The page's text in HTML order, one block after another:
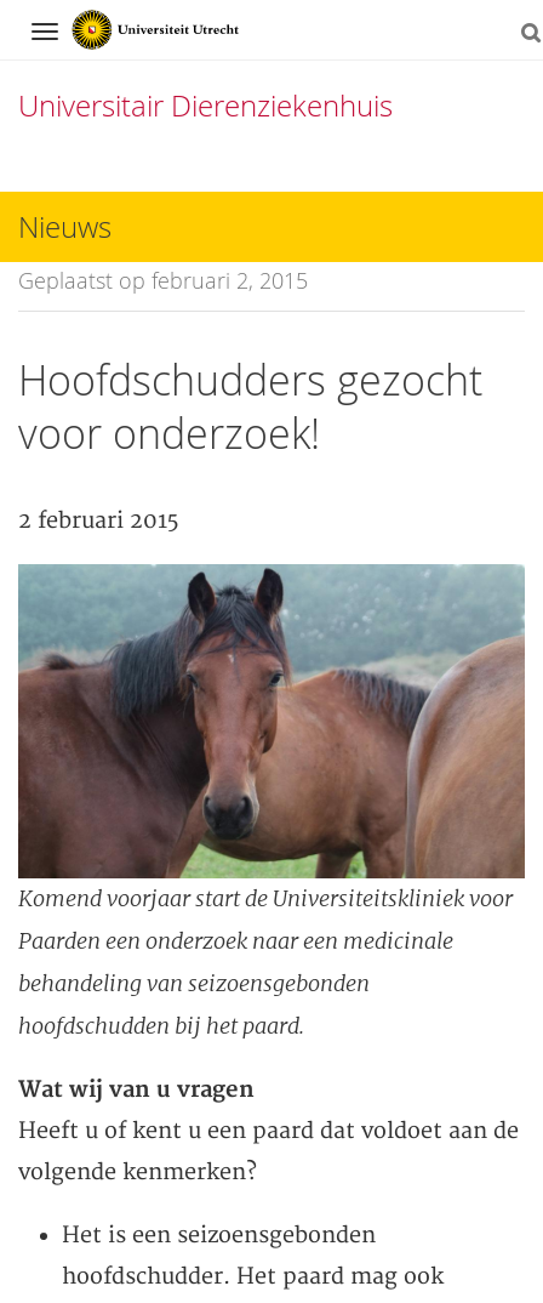
Navigation
Universitair Dierenziekenhuis
naar
inhoud
Nieuws
Geplaatst op februari 2, 2015
Hoofdschudders gezocht
voor onderzoek!
2 februari 2015
Komend voorjaar start de Universiteitskliniek voor
Paarden een onderzoek naar een medicinale
behandeling van seizoensgebonden
hoofdschudden bij het paard.
Wat wij van u vragen
Heeft u of kent u een paard dat voldoet aan de
volgende kenmerken?
Het is een seizoensgebonden
hoofdschudder. Het paard mag ook